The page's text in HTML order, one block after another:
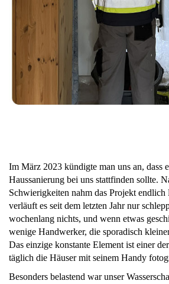
Im März 2023 kündigte man uns an, dass
Haussanierung bei uns stattfinden sollte.
Schwierigkeiten nahm das Projekt endlich
verläuft es seit dem letzten Jahr nur
wochenlang nichts, und wenn etwas
wenige Handwerker, die sporadisch
Das einzige konstante Element ist einer
täglich die Häuser mit seinem Handy
Besonders belastend war unser